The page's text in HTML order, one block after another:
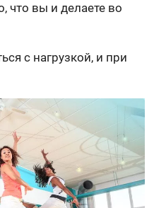
что вы и делаете во
с нагрузкой, и при